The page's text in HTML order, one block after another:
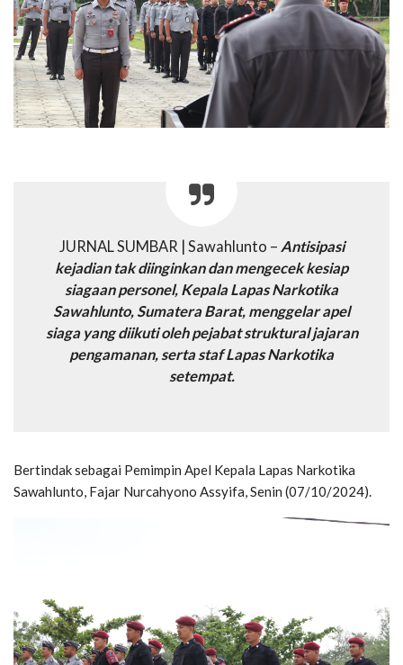
JURNAL SUMBAR | Sawahlunto – Antisipasi
kejadian tak diinginkan dan mengecek kesiap
siagaan personel, Kepala Lapas Narkotika
Sawahlunto, Sumatera Barat, menggelar apel
siaga yang diikuti oleh pejabat struktural jajaran
pengamanan, serta staf Lapas Narkotika
setempat.
Bertindak sebagai Pemimpin Apel Kepala Lapas Narkotika
Sawahlunto, Fajar Nurcahyono Assyifa, Senin (07/10/2024).